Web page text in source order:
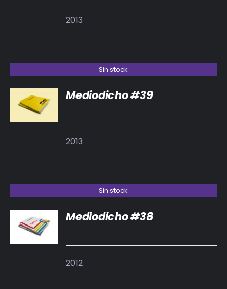
2013
Sin stock
DETALLES
Mediodicho #39
2013
Sin stock
DETALLES
Mediodicho #38
2012